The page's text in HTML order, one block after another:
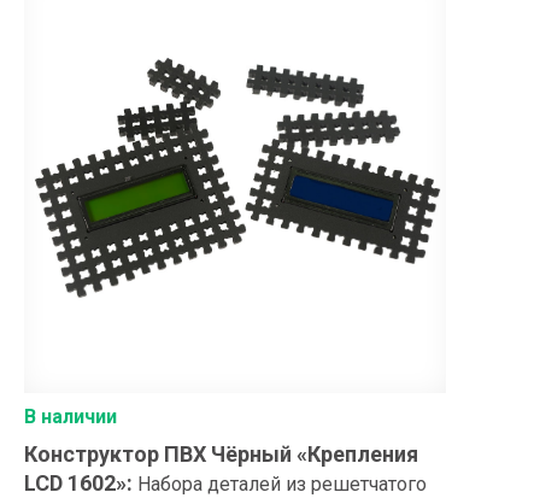
В наличии
Конструктор ПВХ Чёрный «Крепления
LCD 1602»: Набора деталей из решетчатого